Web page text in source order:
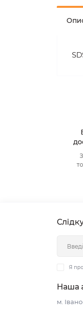
Я
Наша
м.